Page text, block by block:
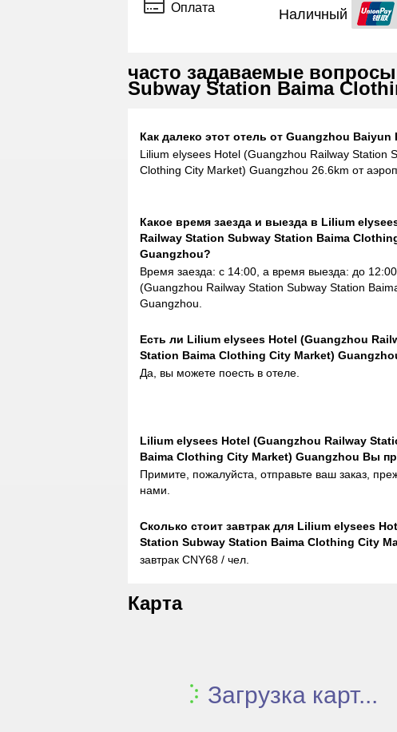
Оплата Наличный
часто задаваемые
Subway Station Baima
Как далеко этот отель от Guangzhou
Lilium elysees Hotel (Guangzhou Railway Station
Clothing City Market) Guangzhou 26.6km от
Какое время заезда и выезда в Lilium
Railway Station Subway Station Baima
Guangzhou?
Время заезда: с 14:00, а время выезда: до
(Guangzhou Railway Station Subway Station
Guangzhou.
Eсть ли Lilium elysees Hotel (Guangzhou
Station Baima Clothing City Market)
Да, вы можете поесть в отеле.
Lilium elysees Hotel (Guangzhou Railway
Baima Clothing City Market) Guangzhou Вы
Примите, пожалуйста, отправьте ваш заказ,
нами.
Сколько стоит завтрак для Lilium elysees
Station Subway Station Baima Clothing City
завтрак CNY68 / чел.
Карта
Загрузка карт...